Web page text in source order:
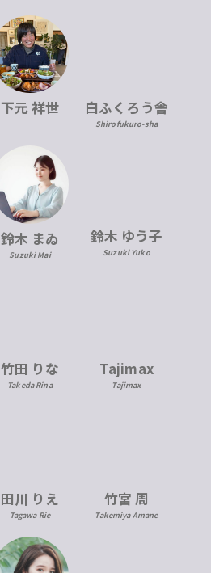
下元 祥世 白ふくろう舎
Shirofukuro-sha
鈴木 まゐ
Suzuki Mai
鈴木 ゆう子
Suzuki Yuko
竹田 りな
Takeda Rina
Tajimax
Tajimax
田川 りえ
Tagawa Rie
竹宮 周
Takemiya Amane